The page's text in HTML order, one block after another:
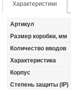
Характеристики
Артикул
Размер коробки, мм
Количество вводов
Характеристика
Корпус
Степень защиты (IP)